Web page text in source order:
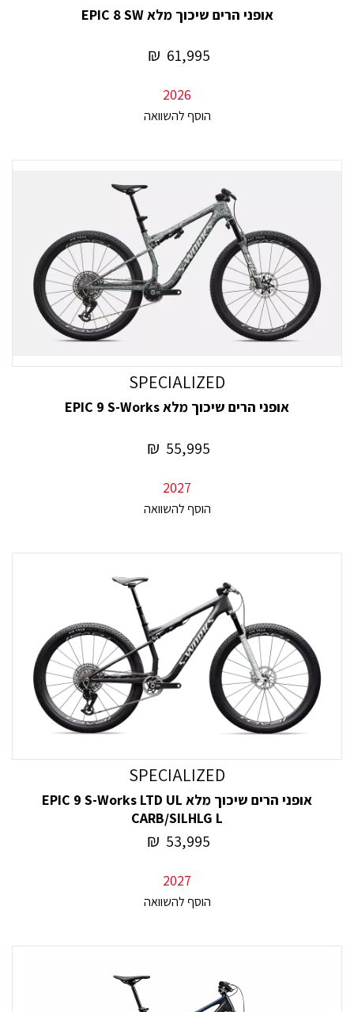
אופני הרים שיכוך מלא EPIC 8 SW
61,995
₪
2026
SPECIALIZED
אופני הרים שיכוך מלא EPIC 9 S-Works
55,995
₪
2027
SPECIALIZED
אופני הרים שיכוך מלא EPIC 9 S-Works LTD UL
CARB/SILHLG L
53,995
₪
2027
הוסף להשוואה